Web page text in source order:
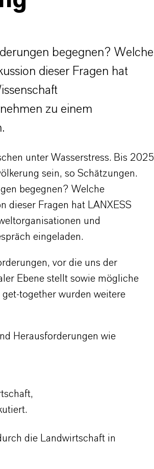
begegnen? Welche
dieser Fragen hat
zu einem
unter Wasserstress. Bis 2025
sein, so Schätzungen.
begegnen? Welche
dieser Fragen hat LANXESS
und
eingeladen.
vor die uns der
Ebene stellt sowie mögliche
together wurden weitere
Herausforderungen wie
die Landwirtschaft in